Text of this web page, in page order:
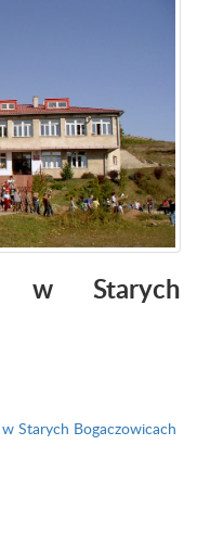
w Starych
Starych Bogaczowicach